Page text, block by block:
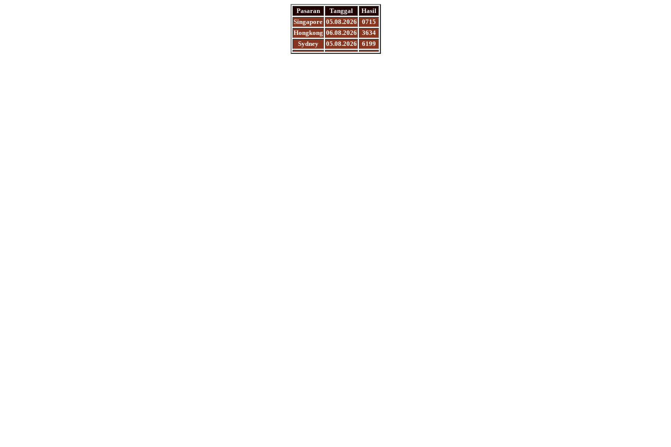
Pasaran Tanggal
Hasil
Singapore 05.08.2026
0715
Hongkong 06.08.2026
3634
Sydney
05.08.2026 6199